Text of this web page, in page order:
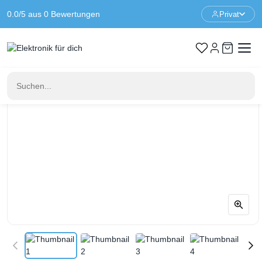
0.0/5 aus 0 Bewertungen Privat
Startseite Arduino Arduino-Sensor-Kit – Grove